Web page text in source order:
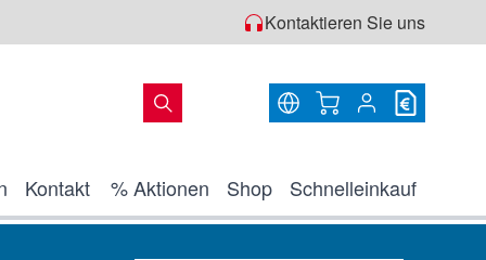
Kontaktieren Sie uns
Warenkorb
Kontakt % Aktionen Shop Schnelleinkauf